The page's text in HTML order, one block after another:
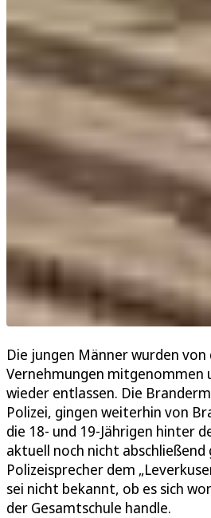
Die jungen Männer wurden von
Vernehmungen mitgenommen
wieder entlassen. Die
Polizei, gingen weiterhin von
die 18- und 19-Jährigen hinter
aktuell noch nicht
Polizeisprecher dem
sei nicht bekannt, ob es sich
der Gesamtschule handle.